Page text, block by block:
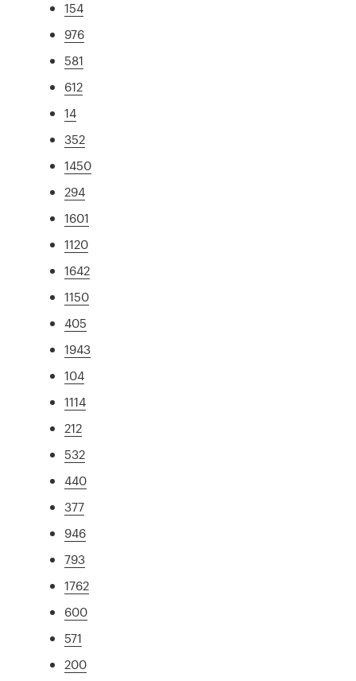
154
976
581
612
14
352
1450
294
1601
1120
1642
1150
405
1943
104
1114
212
532
440
377
946
793
1762
600
571
200